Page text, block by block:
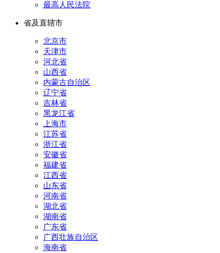
最高人民法院
省及直辖市
北京市
天津市
河北省
山西省
内蒙古自治区
辽宁省
吉林省
黑龙江省
上海市
江苏省
浙江省
安徽省
福建省
江西省
山东省
河南省
湖北省
湖南省
广东省
广西壮族自治区
海南省